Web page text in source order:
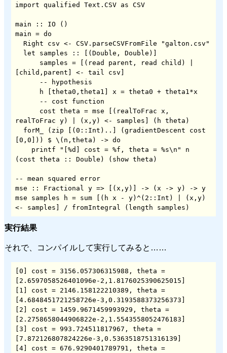
import qualified Text.CSV as CSV
main :: IO ()
main = do
[child,parent] <- tail csv]
realToFrac y) | (x,y) <- samples] (h theta)
[0,0])) $ \(n,theta) -> do
(cost theta :: Double) (show theta)
-- mean squared error
mse :: Fractional y => [(x,y)] -> (x -> y) -> y
mse samples h = sum [(h x - y)^(2::Int) | (x,y)
<- samples] / fromIntegral (length samples)
実行結果
それで、コンパイルして実行してみると……
[0] cost = 3156.057306315988, theta =
[2.6597058526401096e-2,1.8176025390625015]
[1] cost = 2146.158122210389, theta =
[4.6848451721258726e-3,0.3193588373256373]
[2] cost = 1459.9671459993929, theta =
[2.2758658044906822e-2,1.5543558052476183]
[3] cost = 993.724511817967, theta =
[7.872126807824226e-3,0.5363518751316139]
[4] cost = 676.9290401789791, theta =